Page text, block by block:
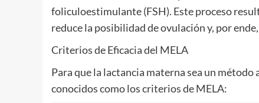
foliculoestimulante (FSH). Este proceso
reduce la posibilidad de ovulación y, por
Criterios de Eficacia del MELA
Para que la lactancia materna sea un
conocidos como los criterios de MELA: